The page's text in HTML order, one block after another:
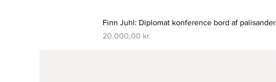
Finn Juhl: Diplomat konference bord af palisander
Pris
20.000,00 kr.